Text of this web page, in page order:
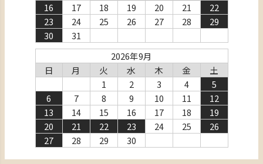
16
17 18 19 20 21
22
23
24 25 26 27 28
29
30
31
2026年9月
日
月 火 水 木 金
土
1
2 3 4
5
6
7 8 9 10 11
12
13
14 15 16 17 18
19
20
21 22 23 24 25
26
27
28 29 30